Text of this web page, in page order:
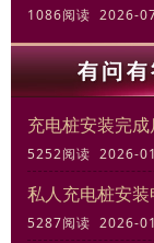
1086阅读 2026-
充电桩安装完
5252阅读 2026-
私人充电桩安
5287阅读 2026-